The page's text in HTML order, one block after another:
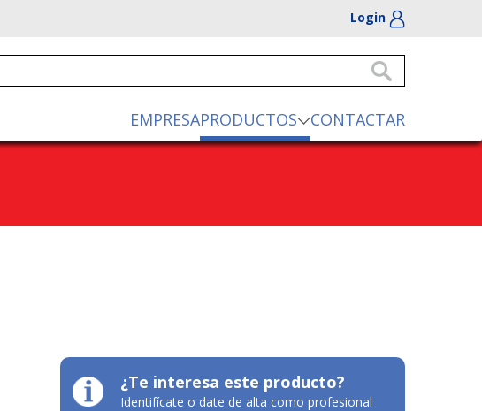
Login
EMPRESAPRODUCTOS CONTACTAR
¿Te interesa este producto?
Identifícate o date de alta como profesional